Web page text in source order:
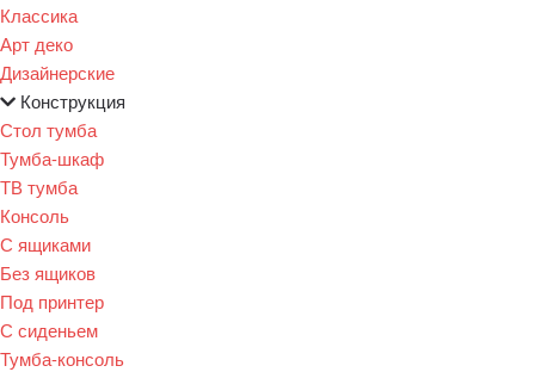
Классика
Арт деко
Дизайнерские
Конструкция
Стол тумба
Тумба-шкаф
ТВ тумба
Консоль
С ящиками
Без ящиков
Под принтер
С сиденьем
Тумба-консоль